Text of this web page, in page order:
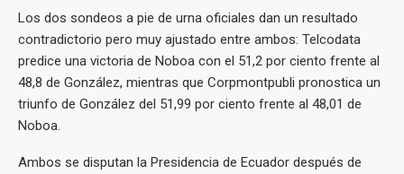
Los dos sondeos a pie de urna oficiales dan un resultado
contradictorio pero muy ajustado entre ambos: Telcodata
predice una victoria de Noboa con el 51,2 por ciento frente al
48,8 de González, mientras que Corpmontpubli pronostica un
triunfo de González del 51,99 por ciento frente al 48,01 de
Noboa.
Ambos se disputan la Presidencia de Ecuador después de